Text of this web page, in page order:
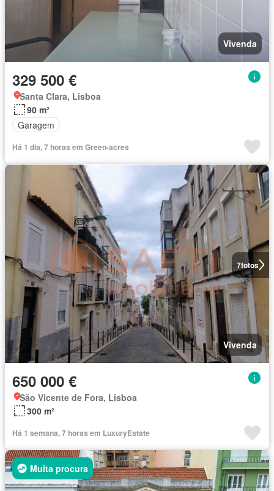
Vivenda
329 500 €
Santa Clara, Lisboa
90 m²
Garagem
Há 1 dia, 7 horas em Green-acres
7fotos
Vivenda
650 000 €
São Vicente de Fora, Lisboa
300 m²
Há 1 semana, 7 horas em LuxuryEstate
Muita procura